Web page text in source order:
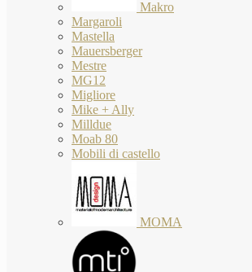
Makro
Margaroli
Mastella
Mauersberger
Mestre
MG12
Migliore
Mike + Ally
Milldue
Moab 80
Mobili di castello
MOMA